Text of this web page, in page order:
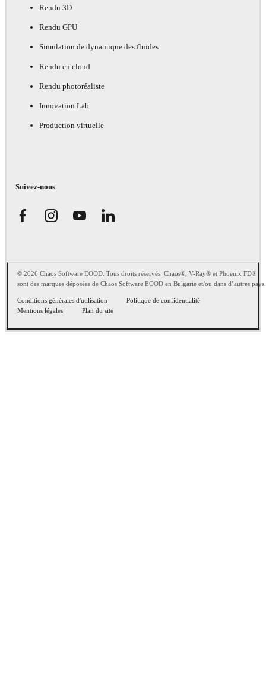
Rendu 3D
Rendu GPU
Simulation de dynamique des fluides
Rendu en cloud
Rendu photoréaliste
Innovation Lab
Production virtuelle
Suivez-nous
© 2026 Chaos Software EOOD. Tous droits réservés. Chaos®, V-Ray® et Phoenix FD®
sont des marques déposées de Chaos Software EOOD en Bulgarie et/ou dans d’autres pays.
Conditions générales d'utilisation
Politique de confidentialité
Mentions légales
Plan du site